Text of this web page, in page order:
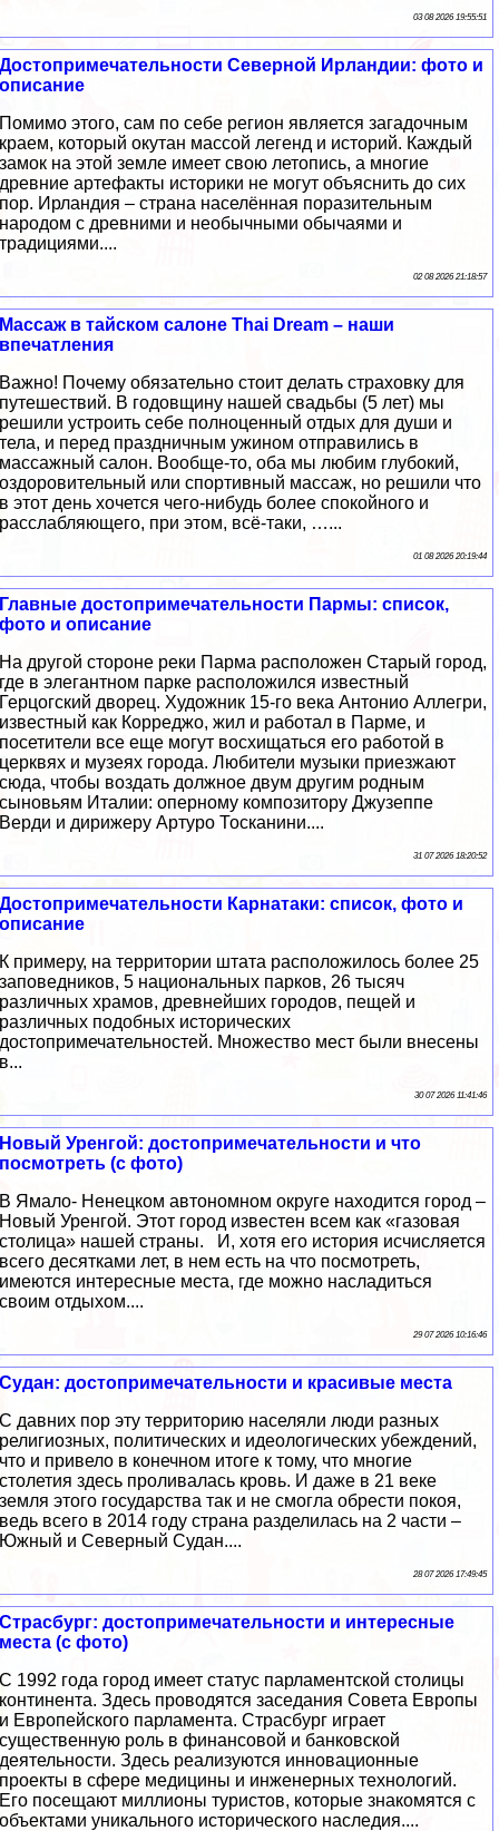
03 08 2026 19:55:51
Достопримечательности Северной Ирландии: фото и
описание
Помимо этого, сам по себе регион является загадочным
краем, который окутан массой легенд и историй. Каждый
замок на этой земле имеет свою летопись, а многие
древние артефакты историки не могут объяснить до сих
пор. Ирландия – страна населённая поразительным
народом с древними и необычными обычаями и
традициями....
02 08 2026 21:18:57
Массаж в тайском салоне Thai Dream – наши
впечатления
Важно! Почему обязательно стоит делать страховку для
путешествий. В годовщину нашей свадьбы (5 лет) мы
решили устроить себе полноценный отдых для души и
тела, и перед праздничным ужином отправились в
массажный салон. Вообще-то, оба мы любим глубокий,
оздоровительный или спортивный массаж, но решили что
в этот день хочется чего-нибудь более спокойного и
расслабляющего, при этом, всё-таки, …...
01 08 2026 20:19:44
Главные достопримечательности Пармы: список,
фото и описание
На другой стороне реки Парма расположен Старый город,
где в элегантном парке расположился известный
Герцогский дворец. Художник 15-го века Антонио Аллегри,
известный как Корреджо, жил и работал в Парме, и
посетители все еще могут восхищаться его работой в
церквях и музеях города. Любители музыки приезжают
сюда, чтобы воздать должное двум другим родным
сыновьям Италии: оперному композитору Джузеппе
Верди и дирижеру Артуро Тосканини....
31 07 2026 18:20:52
Достопримечательности Карнатаки: список, фото и
описание
К примеру, на территории штата расположилось более 25
заповедников, 5 национальных парков, 26 тысяч
различных храмов, древнейших городов, пещей и
различных подобных исторических
достопримечательностей. Множество мест были внесены
в...
30 07 2026 11:41:46
Новый Уренгой: достопримечательности и что
посмотреть (с фото)
В Ямало- Ненецком автономном округе находится город –
Новый Уренгой. Этот город известен всем как «газовая
столица» нашей страны. И, хотя его история исчисляется
всего десятками лет, в нем есть на что посмотреть,
имеются интересные места, где можно насладиться
своим отдыхом....
29 07 2026 10:16:46
Судан: достопримечательности и красивые места
С давних пор эту территорию населяли люди разных
религиозных, политических и идеологических убеждений,
что и привело в конечном итоге к тому, что многие
столетия здесь проливалась кровь. И даже в 21 веке
земля этого государства так и не смогла обрести покоя,
ведь всего в 2014 году страна разделилась на 2 части –
Южный и Северный Судан....
28 07 2026 17:49:45
Страсбург: достопримечательности и интересные
места (с фото)
С 1992 года город имеет статус парламентской столицы
континента. Здесь проводятся заседания Совета Европы
и Европейского парламента. Страсбург играет
существенную роль в финансовой и банковской
деятельности. Здесь реализуются инновационные
проекты в сфере медицины и инженерных технологий.
Его посещают миллионы туристов, которые знакомятся с
объектами уникального исторического наследия....